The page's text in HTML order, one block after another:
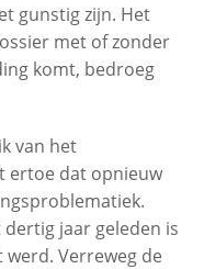
gunstig zijn. Het
met of zonder
komt, bedroeg
van het
ertoe dat opnieuw
jaar geleden is
Verreweg de